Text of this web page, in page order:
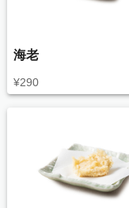
海老
¥290